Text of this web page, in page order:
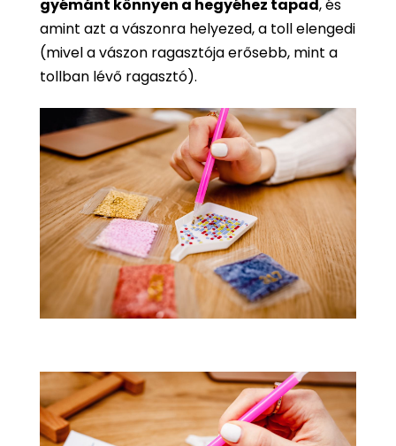
gyémánt könnyen a hegyéhez tapad, és
amint azt a vászonra helyezed, a toll elengedi
(mivel a vászon ragasztója erősebb, mint a
tollban lévő ragasztó).